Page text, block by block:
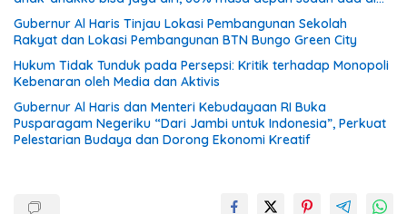
tangan”
Gubernur Al Haris Tinjau Lokasi Pembangunan Sekolah
Rakyat dan Lokasi Pembangunan BTN Bungo Green City
Hukum Tidak Tunduk pada Persepsi: Kritik terhadap Monopoli
Kebenaran oleh Media dan Aktivis
Gubernur Al Haris dan Menteri Kebudayaan RI Buka
Pusparagam Negeriku “Dari Jambi untuk Indonesia”, Perkuat
Pelestarian Budaya dan Dorong Ekonomi Kreatif